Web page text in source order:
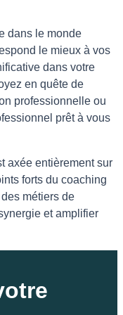
dans le monde
le mieux à vos
dans votre
en quête de
professionnelle ou
prêt à vous
axée entièrement sur
forts du coaching
métiers de
et amplifier